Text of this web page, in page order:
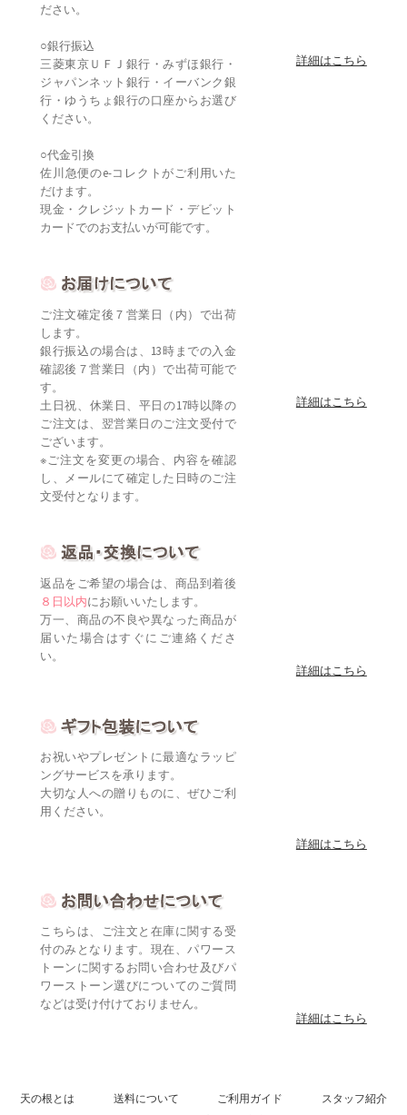
ださい。
○銀行振込
三菱東京ＵＦＪ銀行・みずほ銀行・
ジャパンネット銀行・イーバンク銀
行・ゆうちょ銀行の口座からお選び
ください。
○代金引換
佐川急便のe-コレクトがご利用いた
だけます。
現金・クレジットカード・デビット
カードでのお支払いが可能です。
詳細はこちら
ご注文確定後７営業日（内）で出荷
します。
銀行振込の場合は、13時までの入金
確認後７営業日（内）で出荷可能で
す。
土日祝、休業日、平日の17時以降の
ご注文は、翌営業日のご注文受付で
ございます。
※ご注文を変更の場合、内容を確認
し、メールにて確定した日時のご注
文受付となります。
詳細はこちら
返品をご希望の場合は、商品到着後
８日以内にお願いいたします。
万一、商品の不良や異なった商品が
届いた場合はすぐにご連絡くださ
い。
詳細はこちら
お祝いやプレゼントに最適なラッピ
ングサービスを承ります。
大切な人への贈りものに、ぜひご利
用ください。
詳細はこちら
こちらは、ご注文と在庫に関する受
付のみとなります。現在、パワース
トーンに関するお問い合わせ及びパ
ワーストーン選びについてのご質問
などは受け付けておりません。
詳細はこちら
天の根とは 送料について ご利用ガイド
スタッフ紹介